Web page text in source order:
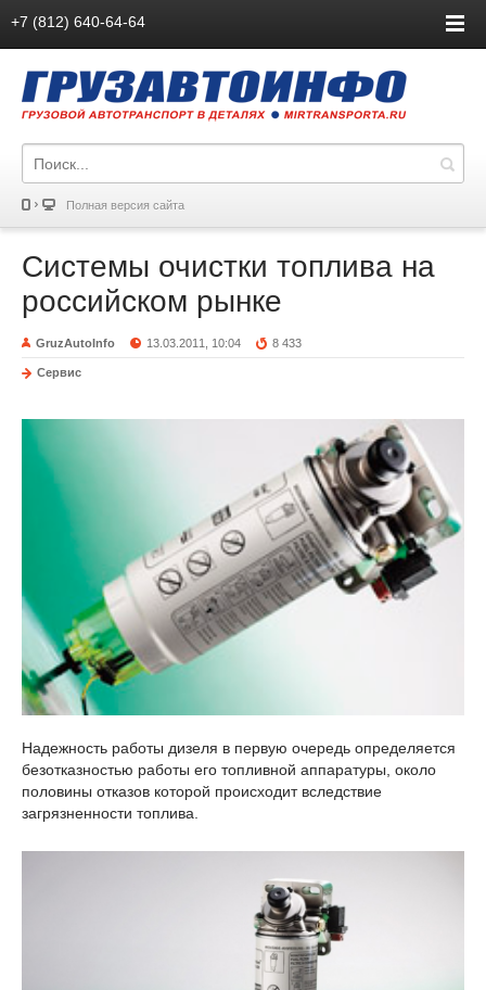
+7 (812) 640-64-64
Полная версия сайта
Системы очистки топлива на
российском рынке
GruzAutoInfo 13.03.2011, 10:04 8 433
Сервис
Надежность работы дизеля в первую очередь определяется
безотказностью работы его топливной аппаратуры, около
половины отказов которой происходит вследствие
загрязненности топлива.